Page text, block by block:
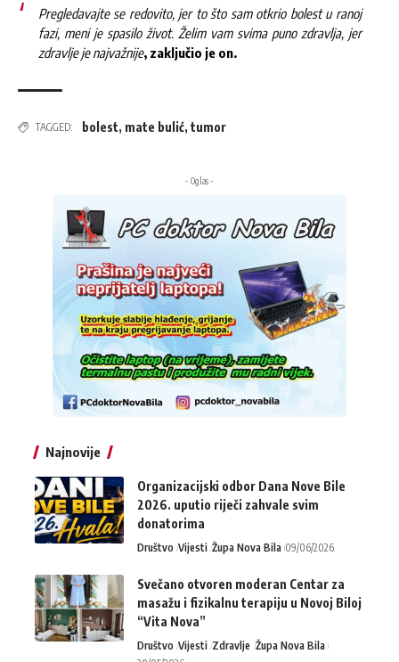
Pregledavajte se redovito, jer to što sam otkrio bolest u ranoj
fazi, meni je spasilo život. Želim vam svima puno zdravlja, jer
zdravlje je najvažnije, zaključio je on.
TAGGED: bolest, mate bulić, tumor
- Oglas -
Najnovije
Organizacijski odbor Dana Nove Bile
2026. uputio riječi zahvale svim
donatorima
Društvo Vijesti Župa Nova Bila 09/06/2026
Svečano otvoren moderan Centar za
masažu i fizikalnu terapiju u Novoj Biloj
“Vita Nova”
Društvo Vijesti Zdravlje Župa Nova Bila